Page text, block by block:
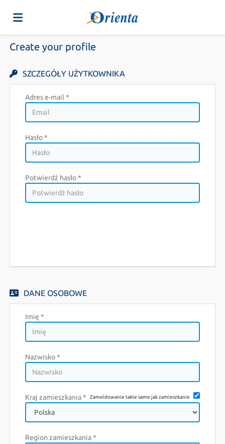
Strona
główna
Oferty
Pracy
Załaduj
swoje
CV
Login
Język
IT
DE
ES
PL
CS
Create your profile
SZCZEGÓŁY UŻYTKOWNIKA
Adres e-mail *
Hasło *
Potwierdź hasło *
DANE OSOBOWE
Imię *
Nazwisko *
Kraj zamieszkania * Zameldowanie takie same jak zamieszkanie
Region zamieszkania *